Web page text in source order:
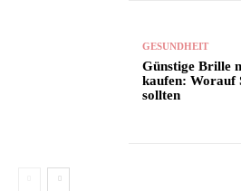
GESUNDHEIT
Günstige Brille
kaufen: Worauf
sollten